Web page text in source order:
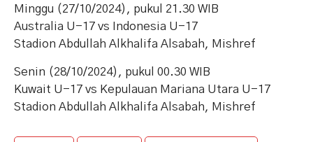
Minggu (27/10/2024), pukul 21.30 WIB
Australia U-17 vs Indonesia U-17
Stadion Abdullah Alkhalifa Alsabah, Mishref
Senin (28/10/2024), pukul 00.30 WIB
Kuwait U-17 vs Kepulauan Mariana Utara U-17
Stadion Abdullah Alkhalifa Alsabah, Mishref